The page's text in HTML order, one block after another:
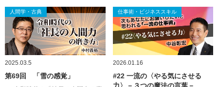
人間学・古典
2025.03.5
第69回 「雪の感覚」
仕事術・ビジネススキル
2026.01.16
#22 一流の〈やる気にさせる